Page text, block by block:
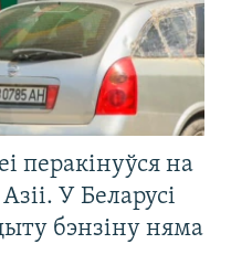
перакінуўся на
У Беларусі
бэнзіну няма